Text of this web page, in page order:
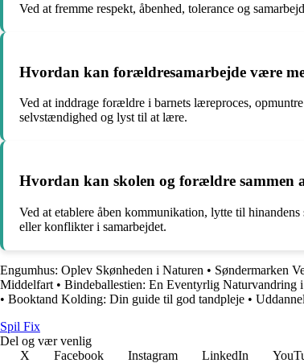
Ved at fremme respekt, åbenhed, tolerance og
Hvordan kan forældresamarbejde være
Ved at inddrage forældre i barnets læreproces,
selvstændighed og lyst til at lære.
Hvordan kan skolen og forældre sammen
Ved at etablere åben kommunikation, lytte til
eller konflikter i samarbejdet.
Engumhus: Oplev Skønheden i Naturen • Søndermarken
Middelfart • Bindeballestien: En Eventyrlig Naturvandring
• Booktand Kolding: Din guide til god tandpleje •
Spil Fix
Del og vær venlig
X
Facebook Instagram LinkedIn